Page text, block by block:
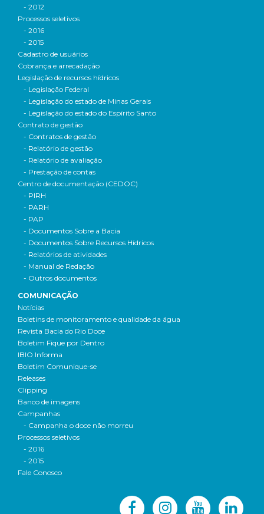
- 2012
Processos seletivos
- 2016
- 2015
Cadastro de usuários
Cobrança e arrecadação
Legislação de recursos hídricos
- Legislação Federal
- Legislação do estado de Minas Gerais
- Legislação do estado do Espírito Santo
Contrato de gestão
- Contratos de gestão
- Relatório de gestão
- Relatório de avaliação
- Prestação de contas
Centro de documentação (CEDOC)
- PIRH
- PARH
- PAP
- Documentos Sobre a Bacia
- Documentos Sobre Recursos Hídricos
- Relatórios de atividades
- Manual de Redação
- Outros documentos
COMUNICAÇÃO
Notícias
Boletins de monitoramento e qualidade da água
Revista Bacia do Rio Doce
Boletim Fique por Dentro
IBIO Informa
Boletim Comunique-se
Releases
Clipping
Banco de imagens
Campanhas
- Campanha o doce não morreu
Processos seletivos
- 2016
- 2015
Fale Conosco